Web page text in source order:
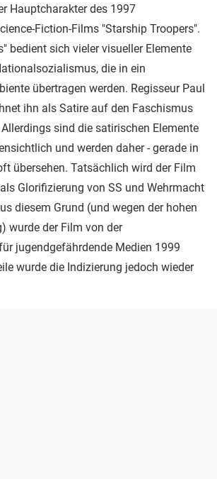
Hauptcharakter des 1997
Fiction-Films "Starship Troopers".
bedient sich vieler visueller Elemente
die in ein
übertragen werden. Regisseur Paul
ihn als Satire auf den Faschismus
sind die satirischen Elemente
und werden daher - gerade in
übersehen. Tatsächlich wird der Film
Glorifizierung von SS und Wehrmacht
diesem Grund (und wegen der hohen
wurde der Film von der
jugendgefährdende Medien 1999
wurde die Indizierung jedoch wieder